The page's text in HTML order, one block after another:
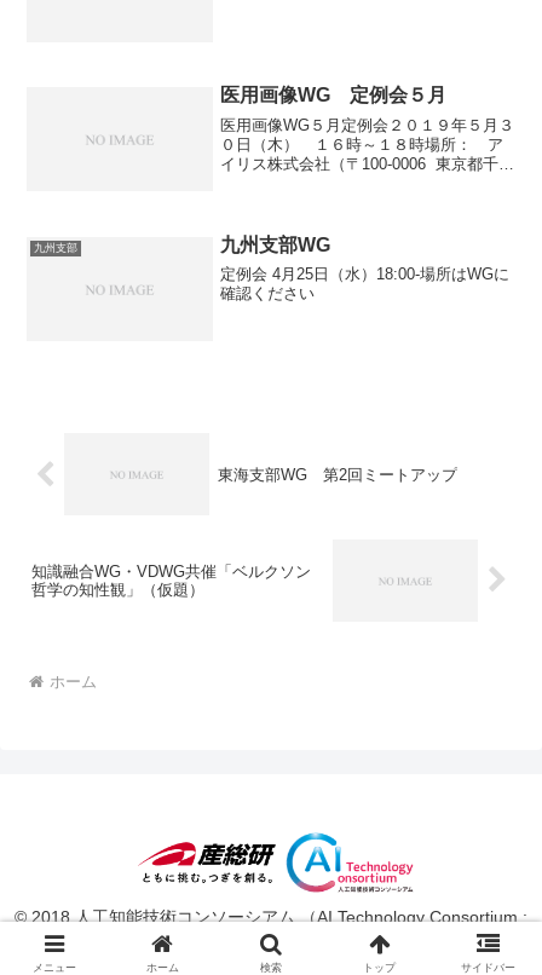
医用画像WG 定例会５月
医用画像WG５月定例会２０１９年５月３
０日（木） １６時～１８時場所： ア
イリス株式会社（〒100-0006 東京都千代
九州支部 九州支部WG
定例会 4月25日（水）18:00-場所はWGに
確認ください
東海支部WG 第2回ミートアップ
知識融合WG・VDWG共催「ベルクソン
哲学の知性観」（仮題）
ホーム
© 2018 人工知能技術コンソーシアム （AI Technology Consortium :
AITeC ）.
メニュー ホーム 検索 トップ サイドバー